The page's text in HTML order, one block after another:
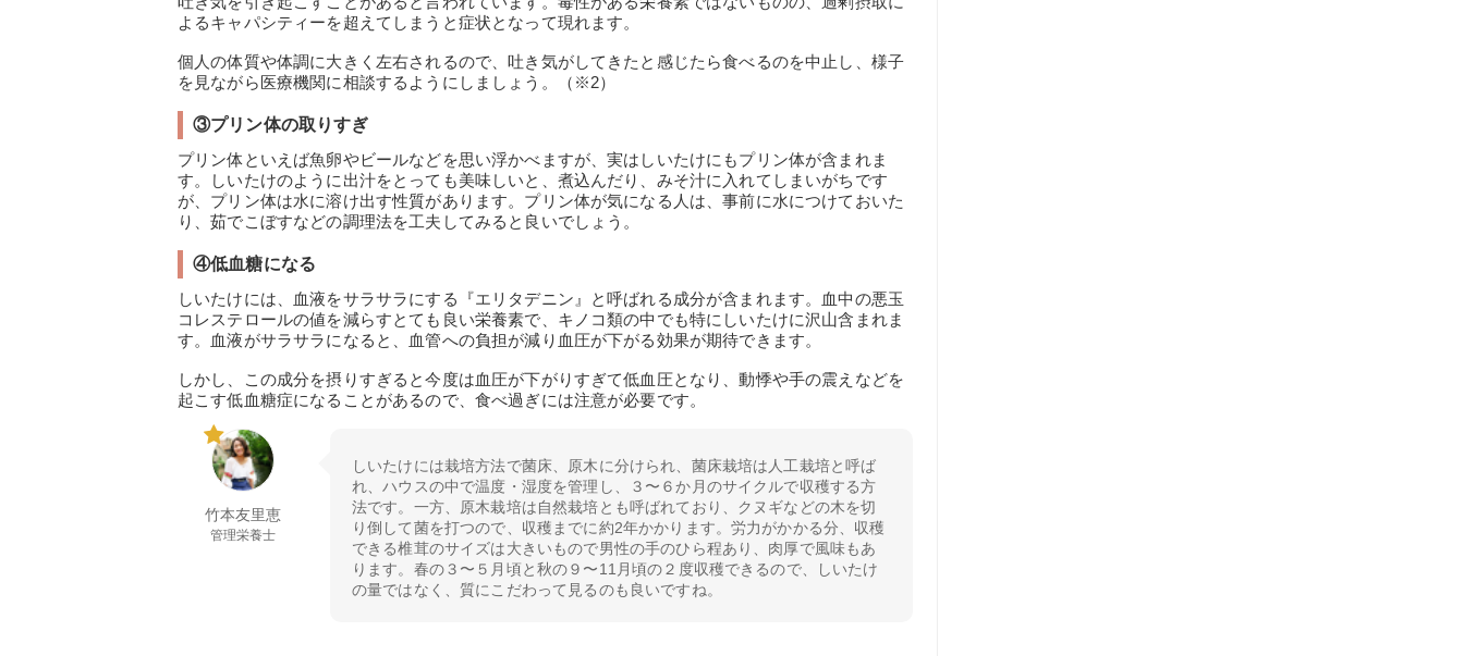
よるキャパシティーを超えてしまうと症状となって現れます。
個人の体質や体調に大きく左右されるので、吐き気がしてきたと感じたら食べるのを中止し、様子
を見ながら医療機関に相談するようにしましょう。（※2）
③プリン体の取りすぎ
プリン体といえば魚卵やビールなどを思い浮かべますが、実はしいたけにもプリン体が含まれま
す。しいたけのように出汁をとっても美味しいと、煮込んだり、みそ汁に入れてしまいがちです
が、プリン体は水に溶け出す性質があります。プリン体が気になる人は、事前に水につけておいた
り、茹でこぼすなどの調理法を工夫してみると良いでしょう。
④低血糖になる
しいたけには、血液をサラサラにする『エリタデニン』と呼ばれる成分が含まれます。血中の悪玉
コレステロールの値を減らすとても良い栄養素で、キノコ類の中でも特にしいたけに沢山含まれま
す。血液がサラサラになると、血管への負担が減り血圧が下がる効果が期待できます。
しかし、この成分を摂りすぎると今度は血圧が下がりすぎて低血圧となり、動悸や手の震えなどを
起こす低血糖症になることがあるので、食べ過ぎには注意が必要です。
竹本友里恵
管理栄養士
しいたけには栽培方法で菌床、原木に分けられ、菌床栽培は人工栽培と呼ば
れ、ハウスの中で温度・湿度を管理し、３〜６か月のサイクルで収穫する方
法です。一方、原木栽培は自然栽培とも呼ばれており、クヌギなどの木を切
り倒して菌を打つので、収穫までに約2年かかります。労力がかかる分、収穫
できる椎茸のサイズは大きいもので男性の手のひら程あり、肉厚で風味もあ
ります。春の３〜５月頃と秋の９〜11月頃の２度収穫できるので、しいたけ
の量ではなく、質にこだわって見るのも良いですね。